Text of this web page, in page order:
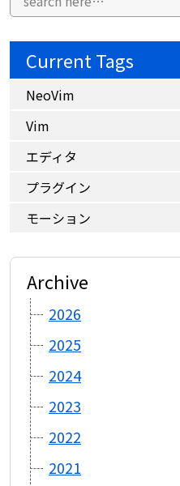
Current Tags
NeoVim
Vim
エディタ
プラグイン
モーション
Archive
2026
2025
2024
2023
2022
2021